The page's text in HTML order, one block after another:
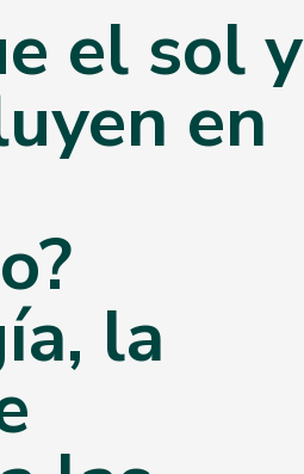
el sol y
en
la